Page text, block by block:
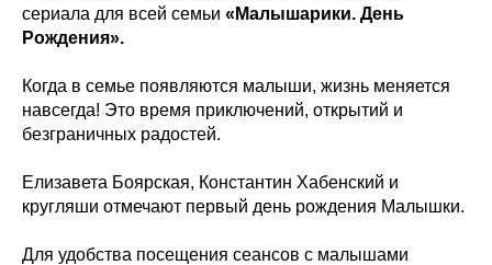
сериала для всей семьи «Малышарики. День
Рождения».
Когда в семье появляются малыши, жизнь меняется
навсегда! Это время приключений, открытий и
безграничных радостей.
Елизавета Боярская, Константин Хабенский и
кругляши отмечают первый день рождения Малышки.
Для удобства посещения сеансов с малышами